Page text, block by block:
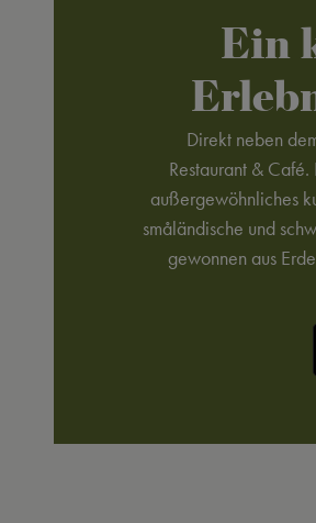
Ein
Direkt neben
Restaurant &
außergewöhnliches
småländische und
gewonnen aus